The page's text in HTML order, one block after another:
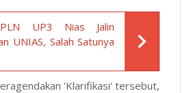
PLN UP3 Nias Jalin
UNIAS, Salah Satunya
'Klarifikasi' tersebut,